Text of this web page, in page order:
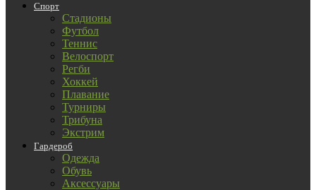
Спорт
Стадионы
Футбол
Теннис
Велоспорт
Регби
Хоккей
Плавание
Турниры
Трибуна
Экстрим
Гардероб
Одежда
Обувь
Аксессуары